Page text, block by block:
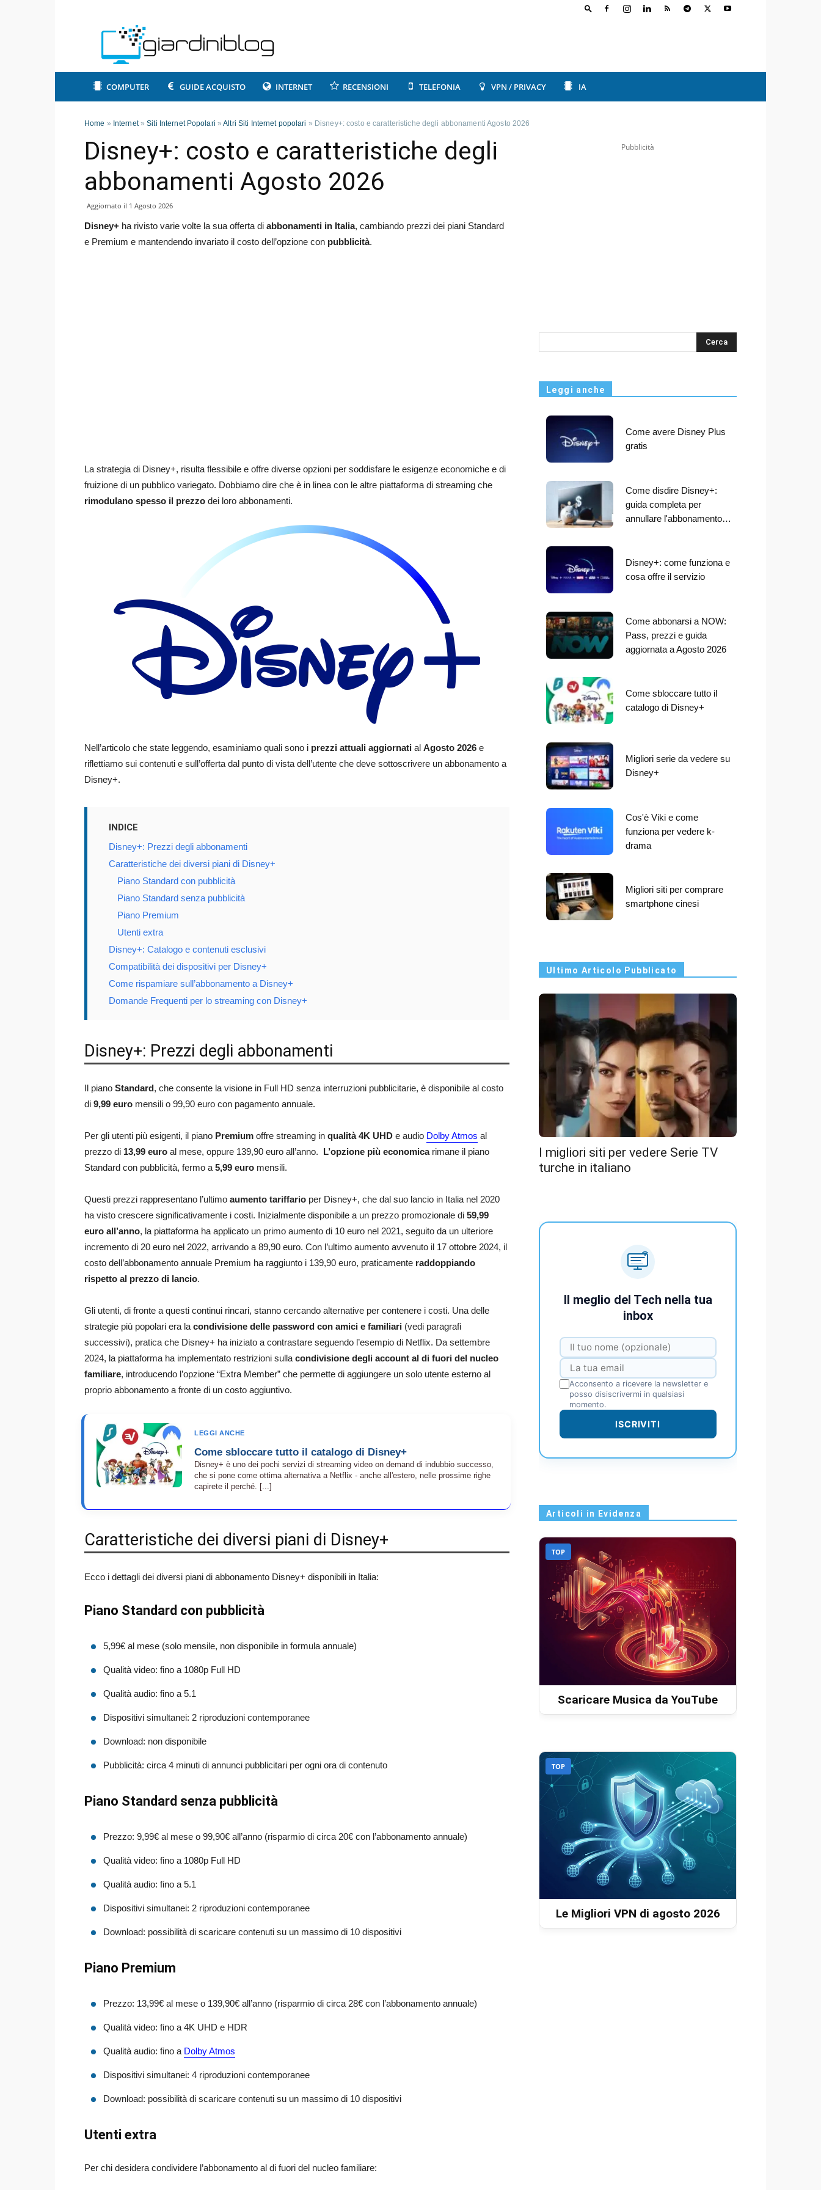
COMPUTER GUIDE ACQUISTO INTERNET RECENSIONI TELEFONIA VPN / PRIVACY IA
Home » Internet»Siti Internet Popolari »Altri Siti Internet popolari » Disney+: costo e caratteristiche degli abbonamenti Agosto 2026
Disney+: costo e caratteristiche degli
abbonamenti Agosto 2026
Aggiornato il 1 Agosto 2026
Disney+ ha rivisto varie volte la sua offerta di abbonamenti in Italia, cambiando prezzi dei piani Standard
e Premium e mantendendo invariato il costo dell’opzione con pubblicità.
La strategia di Disney+, risulta flessibile e offre diverse opzioni per soddisfare le esigenze economiche e di
fruizione di un pubblico variegato. Dobbiamo dire che è in linea con le altre piattaforma di streaming che
rimodulano spesso il prezzo dei loro abbonamenti.
Nell’articolo che state leggendo, esaminiamo quali sono i prezzi attuali aggiornati al Agosto 2026 e
riflettiamo sui contenuti e sull’offerta dal punto di vista dell’utente che deve sottoscrivere un abbonamento a
Disney+.
INDICE
Disney+: Prezzi degli abbonamenti
Caratteristiche dei diversi piani di Disney+
Piano Standard con pubblicità
Piano Standard senza pubblicità
Piano Premium
Utenti extra
Disney+: Catalogo e contenuti esclusivi
Compatibilità dei dispositivi per Disney+
Come rispamiare sull’abbonamento a Disney+
Domande Frequenti per lo streaming con Disney+
Disney+: Prezzi degli abbonamenti
Il piano Standard, che consente la visione in Full HD senza interruzioni pubblicitarie, è disponibile al costo
di 9,99 euro mensili o 99,90 euro con pagamento annuale.
Per gli utenti più esigenti, il piano Premium offre streaming in qualità 4K UHD e audio Dolby Atmos al
prezzo di 13,99 euro al mese, oppure 139,90 euro all’anno. L’opzione più economicarimane il piano
Standard con pubblicità, fermo a 5,99 euro mensili.
Questi prezzi rappresentano l’ultimo aumento tariffario per Disney+, che dal suo lancio in Italia nel 2020
ha visto crescere significativamente i costi. Inizialmente disponibile a un prezzo promozionale di 59,99
euro all’anno, la piattaforma ha applicato un primo aumento di 10 euro nel 2021, seguito da un ulteriore
incremento di 20 euro nel 2022, arrivando a 89,90 euro. Con l’ultimo aumento avvenuto il 17 ottobre 2024, il
costo dell’abbonamento annuale Premium ha raggiunto i 139,90 euro, praticamente raddoppiando
rispetto al prezzo di lancio.
Gli utenti, di fronte a questi continui rincari, stanno cercando alternative per contenere i costi. Una delle
strategie più popolari era la condivisione delle password con amici e familiari (vedi paragrafi
successivi), pratica che Disney+ ha iniziato a contrastare seguendo l’esempio di Netflix. Da settembre
2024, la piattaforma ha implementato restrizioni sulla condivisione degli account al di fuori del nucleo
familiare, introducendo l’opzione “Extra Member” che permette di aggiungere un solo utente esterno al
proprio abbonamento a fronte di un costo aggiuntivo.
LEGGI ANCHE
Come sbloccare tutto il catalogo di Disney+
Disney+ è uno dei pochi servizi di streaming video on demand di indubbio successo,
che si pone come ottima alternativa a Netflix - anche all'estero, nelle prossime righe
capirete il perché. [...]
Caratteristiche dei diversi piani di Disney+
Ecco i dettagli dei diversi piani di abbonamento Disney+ disponibili in Italia:
Piano Standard con pubblicità
5,99€ al mese (solo mensile, non disponibile in formula annuale)
Qualità video: fino a 1080p Full HD
Qualità audio: fino a 5.1
Dispositivi simultanei: 2 riproduzioni contemporanee
Download: non disponibile
Pubblicità: circa 4 minuti di annunci pubblicitari per ogni ora di contenuto
Piano Standard senza pubblicità
Prezzo: 9,99€ al mese o 99,90€ all’anno (risparmio di circa 20€ con l’abbonamento annuale)
Qualità video: fino a 1080p Full HD
Qualità audio: fino a 5.1
Dispositivi simultanei: 2 riproduzioni contemporanee
Download: possibilità di scaricare contenuti su un massimo di 10 dispositivi
Piano Premium
Prezzo: 13,99€ al mese o 139,90€ all’anno (risparmio di circa 28€ con l’abbonamento annuale)
Qualità video: fino a 4K UHD e HDR
Qualità audio: fino a Dolby Atmos
Dispositivi simultanei: 4 riproduzioni contemporanee
Download: possibilità di scaricare contenuti su un massimo di 10 dispositivi
Utenti extra
Per chi desidera condividere l’abbonamento al di fuori del nucleo familiare:
Pubblicità
s
Leggi anche
Come avere Disney Plus
gratis
Come disdire Disney+:
guida completa per
annullare l'abbonamento…
Disney+: come funziona e
cosa offre il servizio
Come abbonarsi a NOW:
Pass, prezzi e guida
aggiornata a Agosto 2026
Come sbloccare tutto il
catalogo di Disney+
Migliori serie da vedere su
Disney+
Cos'è Viki e come
funziona per vedere k-
drama
Migliori siti per comprare
smartphone cinesi
Ultimo Articolo Pubblicato
I migliori siti per vedere Serie TV
turche in italiano
Il meglio del Tech nella tua
inbox
Acconsento a ricevere la newsletter e
posso disiscrivermi in qualsiasi
momento.
ISCRIVITI
Articoli in Evidenza
TOP
Scaricare Musica da YouTube
TOP
Le Migliori VPN di agosto 2026